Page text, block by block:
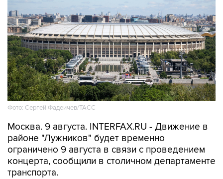
Фото: Сергей Фадеичев/ТАСС
Москва. 9 августа. INTERFAX.RU - Движение в
районе "Лужников" будет временно
ограничено 9 августа в связи с проведением
концерта, сообщили в столичном департаменте
транспорта.